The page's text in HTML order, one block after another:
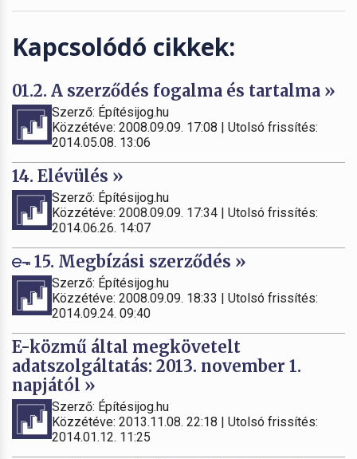
Kapcsolódó cikkek:
01.2. A szerződés fogalma és tartalma »
Szerző: Építésijog.hu
Közzétéve: 2008.09.09. 17:08 | Utolsó frissítés:
2014.05.08. 13:06
14. Elévülés »
Szerző: Építésijog.hu
Közzétéve: 2008.09.09. 17:34 | Utolsó frissítés:
2014.06.26. 14:07
15. Megbízási szerződés »
Szerző: Építésijog.hu
Közzétéve: 2008.09.09. 18:33 | Utolsó frissítés:
2014.09.24. 09:40
E-közmű által megkövetelt
adatszolgáltatás: 2013. november 1.
napjától »
Szerző: Építésijog.hu
Közzétéve: 2013.11.08. 22:18 | Utolsó frissítés:
2014.01.12. 11:25